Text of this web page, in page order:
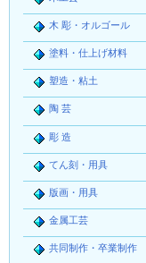
木 彫・オルゴール
塗料・仕上げ材料
塑造・粘土
陶 芸
彫 造
てん刻・用具
版画・用具
金属工芸
共同制作・卒業制作